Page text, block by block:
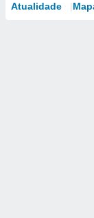
Atualidade